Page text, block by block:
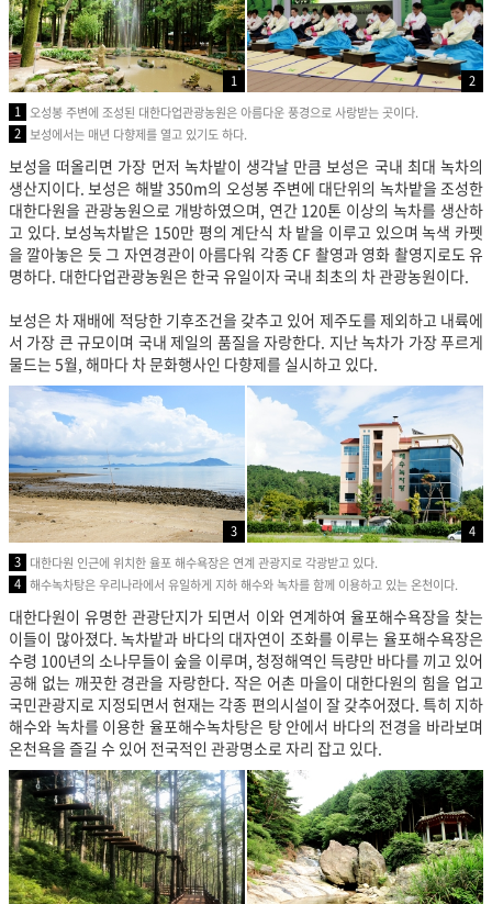
1
2
1 오성봉 주변에 조성된 대한다업관광농원은 아름다운 풍경으로 사랑받는 곳이다.
2 보성에서는 매년 다향제를 열고 있기도 하다.
보성을 떠올리면 가장 먼저 녹차밭이 생각날 만큼 보성은 국내 최대 녹차의
생산지이다. 보성은 해발 350m의 오성봉 주변에 대단위의 녹차밭을 조성한
대한다원을 관광농원으로 개방하였으며, 연간 120톤 이상의 녹차를 생산하
고 있다. 보성녹차밭은 150만 평의 계단식 차 밭을 이루고 있으며 녹색 카펫
을 깔아놓은 듯 그 자연경관이 아름다워 각종 CF 촬영과 영화 촬영지로도 유
명하다. 대한다업관광농원은 한국 유일이자 국내 최초의 차 관광농원이다.
보성은 차 재배에 적당한 기후조건을 갖추고 있어 제주도를 제외하고 내륙에
서 가장 큰 규모이며 국내 제일의 품질을 자랑한다. 지난 녹차가 가장 푸르게
물드는 5월, 해마다 차 문화행사인 다향제를 실시하고 있다.
3
4
3 대한다원 인근에 위치한 율포 해수욕장은 연계 관광지로 각광받고 있다.
4 해수녹차탕은 우리나라에서 유일하게 지하 해수와 녹차를 함께 이용하고 있는 온천이다.
대한다원이 유명한 관광단지가 되면서 이와 연계하여 율포해수욕장을 찾는
이들이 많아졌다. 녹차밭과 바다의 대자연이 조화를 이루는 율포해수욕장은
수령 100년의 소나무들이 숲을 이루며, 청정해역인 득량만 바다를 끼고 있어
공해 없는 깨끗한 경관을 자랑한다. 작은 어촌 마을이 대한다원의 힘을 업고
국민관광지로 지정되면서 현재는 각종 편의시설이 잘 갖추어졌다. 특히 지하
해수와 녹차를 이용한 율포해수녹차탕은 탕 안에서 바다의 전경을 바라보며
온천욕을 즐길 수 있어 전국적인 관광명소로 자리 잡고 있다.